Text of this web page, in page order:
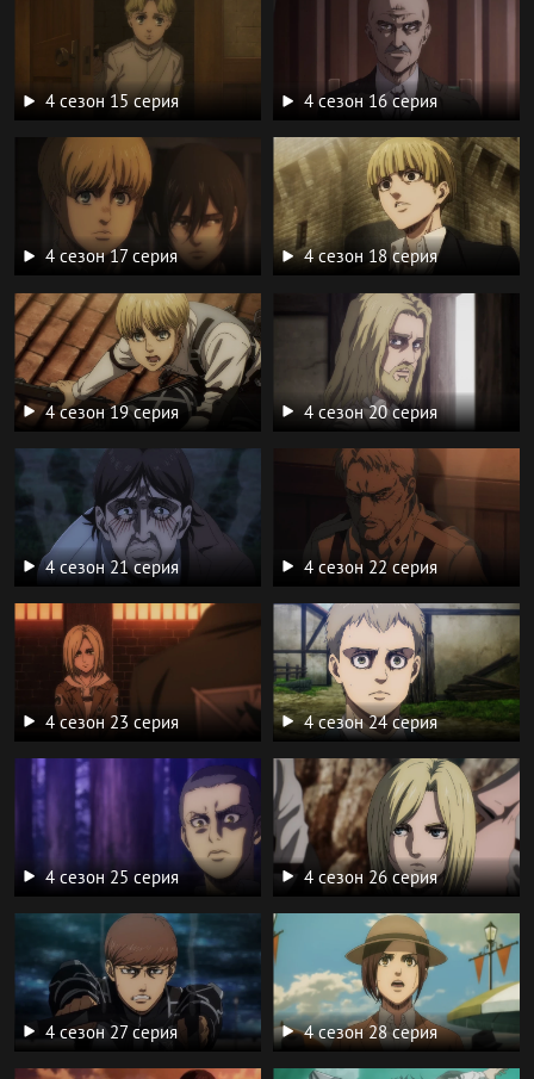
4 сезон 15 серия 4 сезон 16 серия
4 сезон 17 серия 4 сезон 18 серия
4 сезон 19 серия 4 сезон 20 серия
4 сезон 21 серия 4 сезон 22 серия
4 сезон 23 серия 4 сезон 24 серия
4 сезон 25 серия 4 сезон 26 серия
4 сезон 27 серия 4 сезон 28 серия